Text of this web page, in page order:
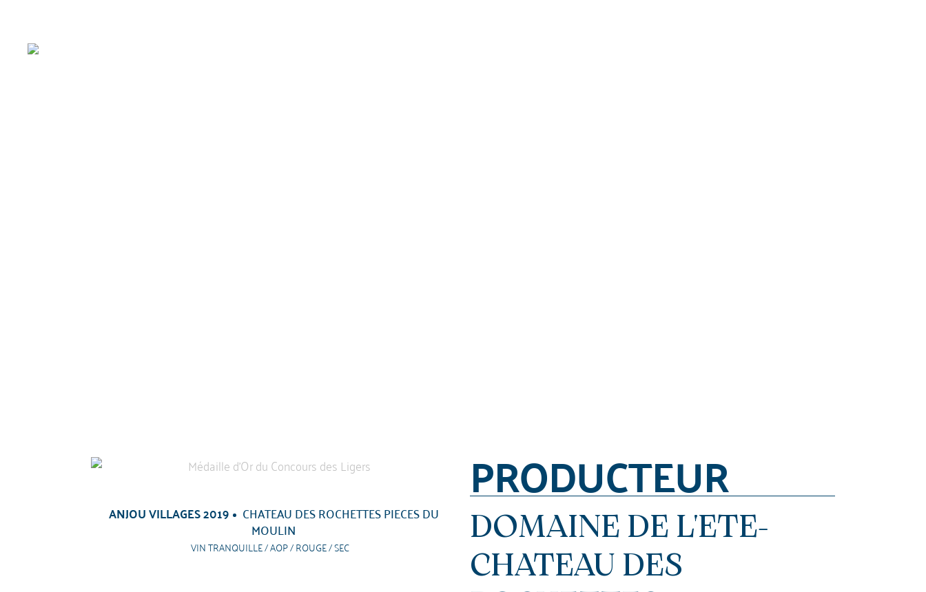
ANJOU VILLAGES 2019 CHATEAU DES ROCHETTES PIECES DU
MOULIN
VIN TRANQUILLE / AOP / ROUGE / SEC
PRODUCTEUR
DOMAINE DE L'ETE-
CHATEAU DES